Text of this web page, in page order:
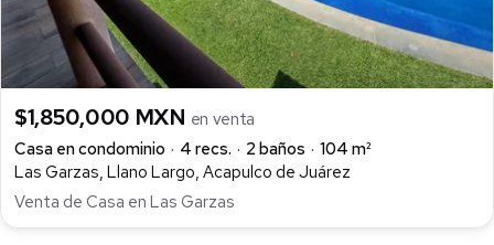
$1,850,000 MXN en venta
Casa en condominio
4 recs. 2 baños
104 m²
Las Garzas, Llano Largo, Acapulco de Juárez
Venta de Casa en Las Garzas